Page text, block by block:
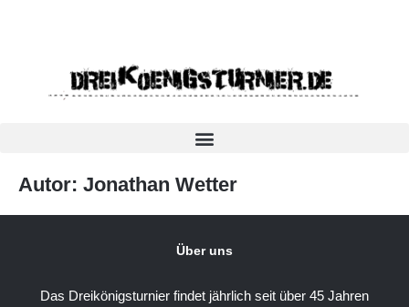
Autor: Jonathan Wetter
Über uns
Das Dreikönigsturnier findet jährlich seit über 45 Jahren